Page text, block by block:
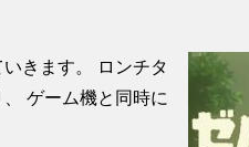
きます。 ロンチタ
ゲーム機と同時に